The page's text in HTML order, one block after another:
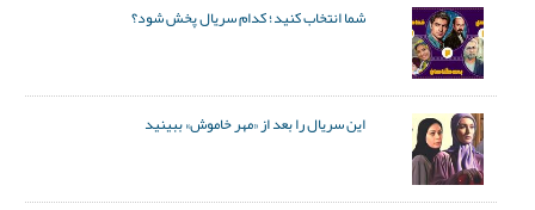
شما انتخاب کنید؛ کدام سریال پخش شود؟
این سریال را بعد از «مهر خاموش» ببینید